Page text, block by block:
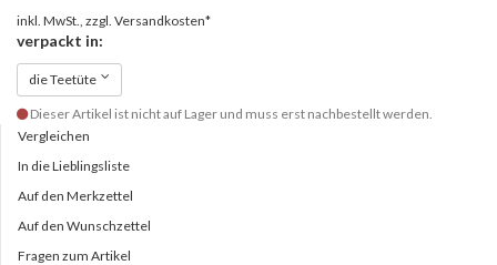
inkl. MwSt., zzgl. Versandkosten*
verpackt in:
die Teetüte
Dieser Artikel ist nicht auf Lager und muss erst nachbestellt werden.
Vergleichen
In die Lieblingsliste
Auf den Merkzettel
Auf den Wunschzettel
Fragen zum Artikel